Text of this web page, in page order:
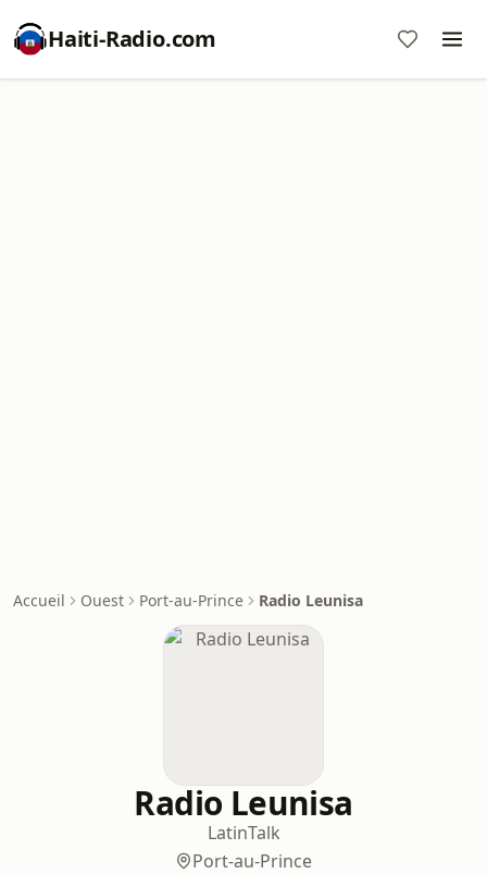
Haiti-Radio.com
Accueil Ouest Port-au-Prince Radio Leunisa
Radio Leunisa
LatinTalk
Port-au-Prince